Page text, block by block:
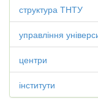
структура ТНТУ
управління
центри
інститути